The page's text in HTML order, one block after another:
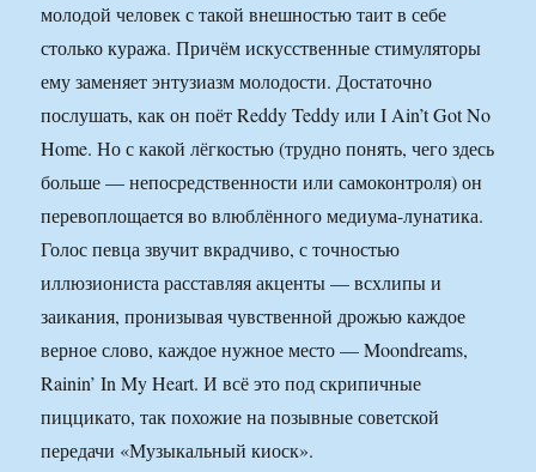
молодой человек с такой внешностью таит в себе
столько куража. Причём искусственные стимуляторы
ему заменяет энтузиазм молодости. Достаточно
послушать, как он поёт Reddy Teddy или I Ain’t Got No
Home. Но с какой лёгкостью (трудно понять, чего здесь
больше — непосредственности или самоконтроля) он
перевоплощается во влюблённого медиума-лунатика.
Голос певца звучит вкрадчиво, с точностью
иллюзиониста расставляя акценты — всхлипы и
заикания, пронизывая чувственной дрожью каждое
верное слово, каждое нужное место — Moondreams,
Rainin’ In My Heart. И всё это под скрипичные
пиццикато, так похожие на позывные советской
передачи «Музыкальный киоск».